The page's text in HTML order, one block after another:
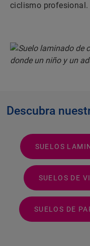
ciclismo profesional.
Descubra
SUELOS
SUELOS DE
SUELOS DE